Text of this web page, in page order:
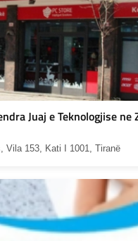
Juaj e Teknologjise ne
Vila 153, Kati I 1001, Tiranë